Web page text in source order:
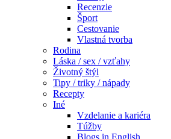
Recenzie
Šport
Cestovanie
Vlastná tvorba
Rodina
Láska / sex / vzťahy
Životný štýl
Tipy / triky / nápady
Recepty
Iné
Vzdelanie a kariéra
Túžby
Blogs in English